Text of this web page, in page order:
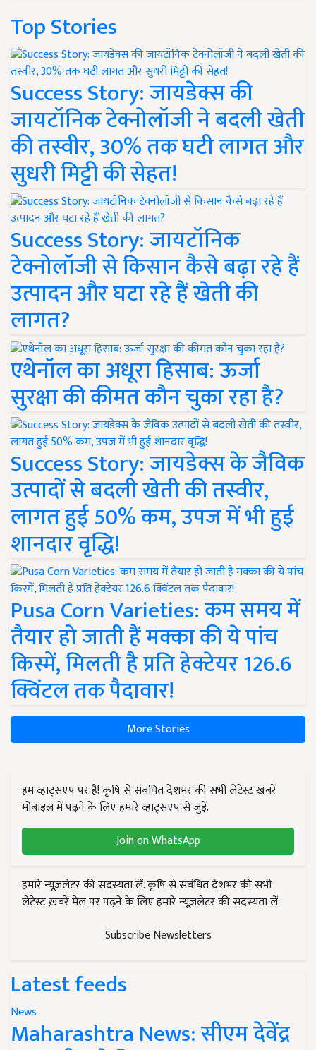
Top Stories
Success Story: जायडेक्स की
जायटॉनिक टेक्नोलॉजी ने बदली खेती
की तस्वीर, 30% तक घटी लागत और
सुधरी मिट्टी की सेहत!
Success Story: जायटॉनिक
टेक्नोलॉजी से किसान कैसे बढ़ा रहे हैं
उत्पादन और घटा रहे हैं खेती की
लागत?
एथेनॉल का अधूरा हिसाब: ऊर्जा
सुरक्षा की कीमत कौन चुका रहा है?
Success Story: जायडेक्स के जैविक
उत्पादों से बदली खेती की तस्वीर,
लागत हुई 50% कम, उपज में भी हुई
शानदार वृद्धि!
Pusa Corn Varieties: कम समय में
तैयार हो जाती हैं मक्का की ये पांच
किस्में, मिलती है प्रति हेक्टेयर 126.6
क्विंटल तक पैदावार!
More Stories
हम व्हाट्सएप पर हैं! कृषि से संबंधित देशभर की सभी लेटेस्ट ख़बरें
मोबाइल में पढ़ने के लिए हमारे व्हाट्सएप से जुड़ें.
Join on WhatsApp
हमारे न्यूज़लेटर की सदस्यता लें. कृषि से संबंधित देशभर की सभी
लेटेस्ट ख़बरें मेल पर पढ़ने के लिए हमारे न्यूज़लेटर की सदस्यता लें.
Subscribe Newsletters
Latest feeds
News
Maharashtra News: सीएम देवेंद्र